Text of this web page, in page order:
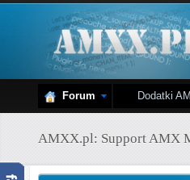
Forum Dodatki
AMXX.pl: Support AMX